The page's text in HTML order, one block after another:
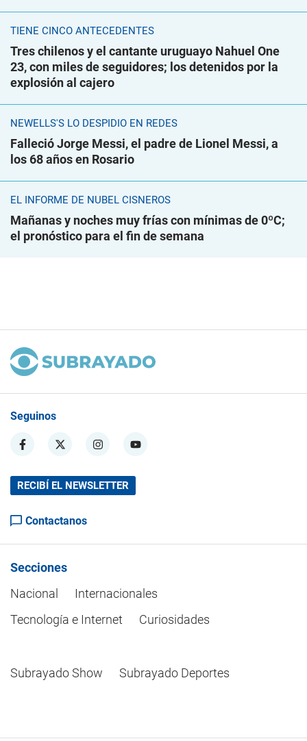
TIENE CINCO ANTECEDENTES
Tres chilenos y el cantante uruguayo Nahuel One
23, con miles de seguidores; los detenidos por la
explosión al cajero
NEWELLS'S LO DESPIDIÓ EN REDES
Falleció Jorge Messi, el padre de Lionel Messi, a
los 68 años en Rosario
EL INFORME DE NUBEL CISNEROS
Mañanas y noches muy frías con mínimas de 0ºC;
el pronóstico para el fin de semana
Seguinos
RECIBÍ EL NEWSLETTER
Contactanos
Secciones
Nacional
Internacionales
Tecnología e Internet
Curiosidades
Subrayado Show Subrayado Deportes